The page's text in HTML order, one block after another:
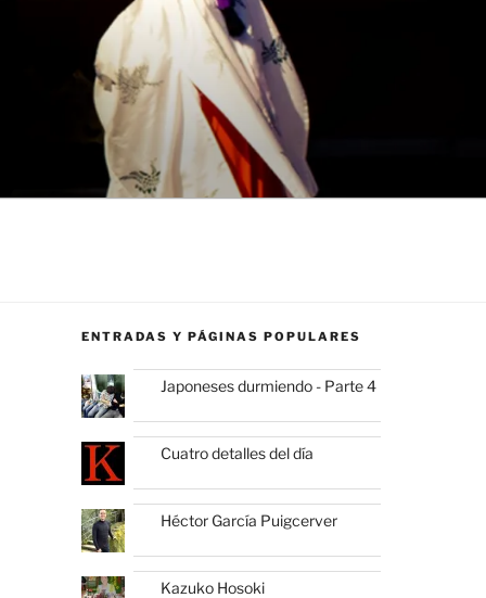
ENTRADAS Y PÁGINAS POPULARES
Japoneses durmiendo - Parte 4
Cuatro detalles del día
Héctor García Puigcerver
Kazuko Hosoki